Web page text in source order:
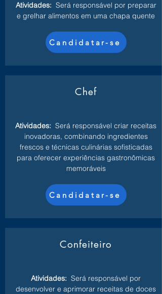
Atividades: Será responsável por preparar
e grelhar alimentos em uma chapa quente
Candidatar-se
Chef
Atividades: Será responsável criar receitas
inovadoras, combinando ingredientes
frescos e técnicas culinárias sofisticadas
para oferecer experiências gastronômicas
memoráveis
Candidatar-se
Confeiteiro
Atividades: Será responsável por
desenvolver e aprimorar receitas de doces